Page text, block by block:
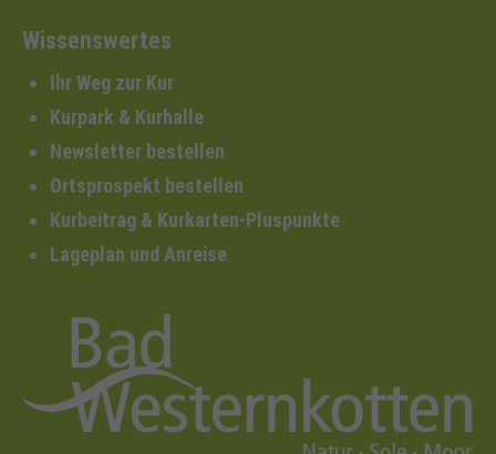
Wissenswertes
Ihr Weg zur Kur
Kurpark & Kurhalle
Newsletter bestellen
Ortsprospekt bestellen
Kurbeitrag & Kurkarten-Pluspunkte
Lageplan und Anreise